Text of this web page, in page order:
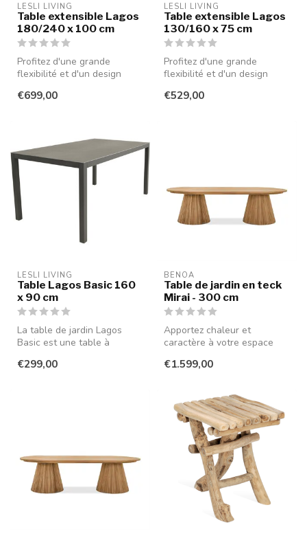
LESLI LIVING
Table extensible Lagos
180/240 x 100 cm
Profitez d'une grande
flexibilité et d'un design
élégante tab...
€699,00
LESLI LIVING
Table extensible Lagos
130/160 x 75 cm
Profitez d'une grande
flexibilité et d'un design
élégante tab...
€529,00
LESLI LIVING
Table Lagos Basic 160
x 90 cm
La table de jardin Lagos
Basic est une table à
fo...
€299,00
BENOA
Table de jardin en teck
Mirai - 300 cm
Apportez chaleur et
caractère à votre espace
élégante table...
€1.599,00